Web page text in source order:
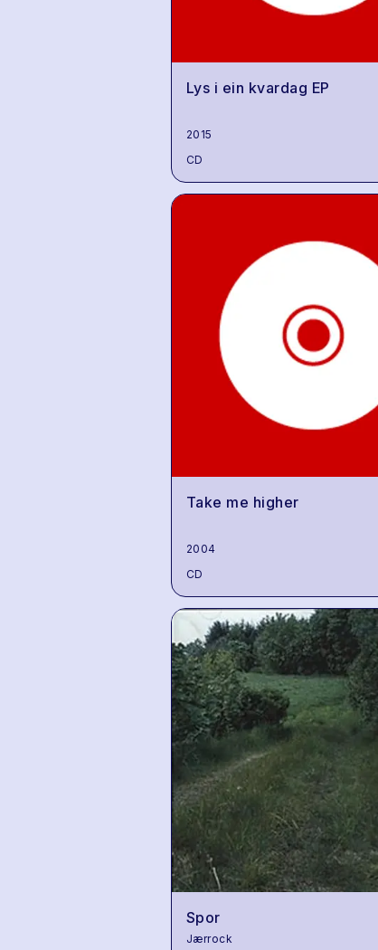
Lys i ein kvardag EP
2015
CD
Take me higher
2004
CD
Spor
Jærrock